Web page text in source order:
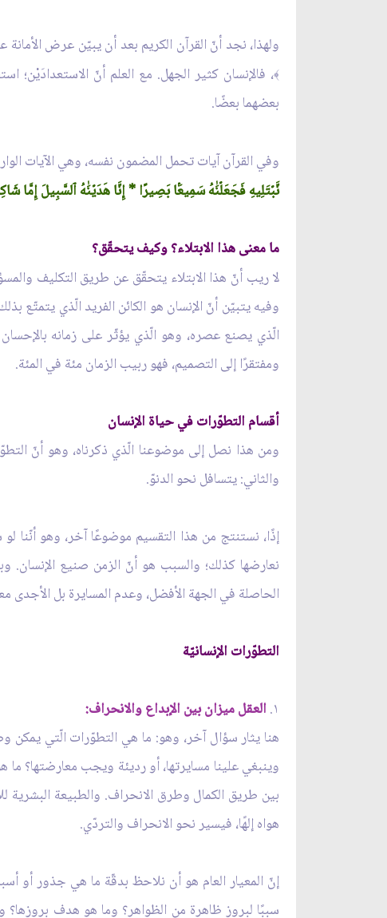
ولهذا، نجد أنّ القرآن الكريم بعد أن يبيّن عرض
﴾، فالإنسان كثير الجهل. مع العلم أنّ
بعضهما بعضًا.
وفي القرآن آيات تحمل المضمون نفسه، وهي الآيات
نَّبۡتَلِيهِ فَجَعَلۡنَٰهُ سَمِيعَۢا بَصِيرًا * إِنَّا هَدَيۡنَٰهُ ٱلسَّبِيلَ إِمَّا
ما معنى هذا الابتلاء؟ وكيف يتحقّق؟
لا ريب أنّ هذا الابتلاء يتحقّق عن طريق التكليف
وفيه يتبيّن أنّ الإنسان هو الكائن الفريد الّذي يتمتّع
الّذي يصنع عصره، وهو الّذي يؤثّر على زمانه بالإحسان
ومفتقرًا إلى التصميم، فهو ربيب الزمان مئة في المئة.
أقسام التطوّرات في حياة الإنسان
ومن هذا نصل إلى موضوعنا الّذي ذكرناه، وهو أنّ
والثاني: يتسافل نحو الدنوّ.
إذًا، نستنتج من هذا التقسيم موضوعًا آخر، وهو أنّنا
نعارضها كذلك؛ والسبب هو أنّ الزمن صنيع الإنسان.
الحاصلة في الجهة الأفضل، وعدم المسايرة بل الأجدى
التطوّرات الإنسانيّة
١. العقل ميزان بين الإبداع والانحراف:
هنا يثار سؤال آخر، وهو: ما هي التطوّرات الّتي يمكن
وينبغي علينا مسايرتها، أو رديئة ويجب معارضتها؟ ما
بين طريق الكمال وطرق الانحراف. والطبيعة
هواه إلهًا، فيسير نحو الانحراف والتردّي.
إنّ المعيار العام هو أن نلاحظ بدقّة ما هي جذور أو
سببًا لبروز ظاهرة من الظواهر؟ وما هو هدف بروزها؟